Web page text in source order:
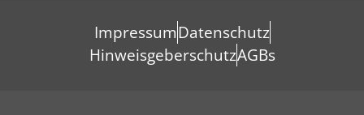
ImpressumDatenschutz
HinweisgeberschutzAGBs